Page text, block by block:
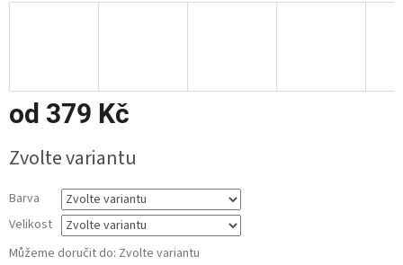
od 379 Kč
cena:
Zvolte variantu
Barva
Velikost
Můžeme doručit do: Zvolte variantu